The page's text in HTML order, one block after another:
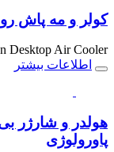
کولر و مه پاش
Desktop Air Cooler
اطلاعات بیشتر
پاورولوژی